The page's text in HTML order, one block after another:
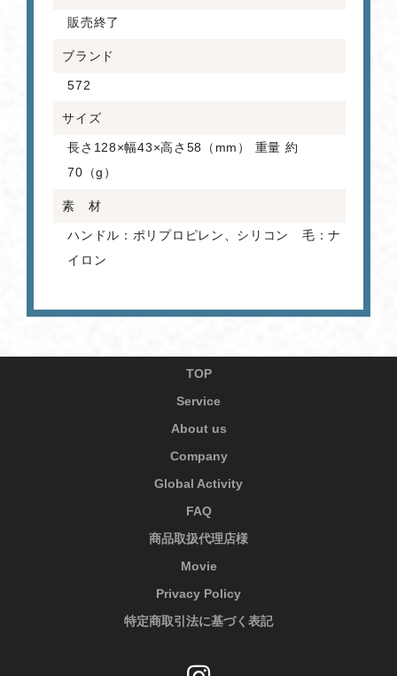
販売終了
ブランド
572
サイズ
長さ128×幅43×高さ58（mm） 重量 約
70（g）
素 材
ハンドル：ポリプロピレン、シリコン 毛：ナ
イロン
TOP
Service
About us
Company
Global Activity
FAQ
商品取扱代理店様
Movie
Privacy Policy
特定商取引法に基づく表記